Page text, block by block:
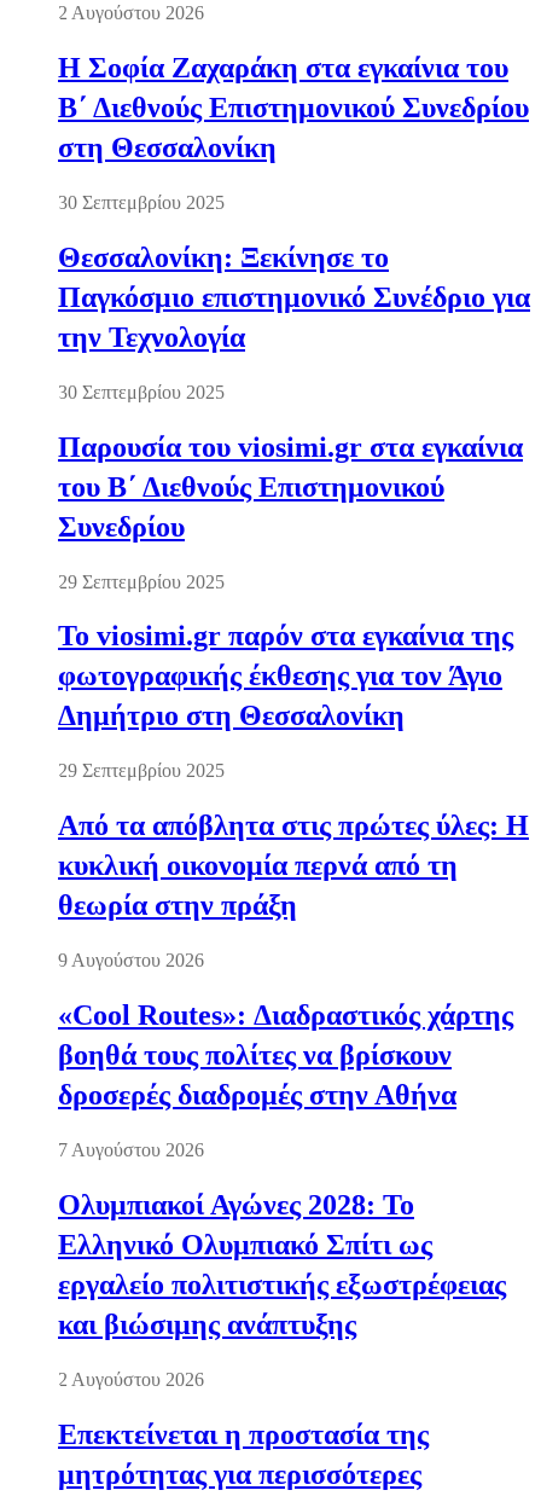
2 Αυγούστου 2026
Η Σοφία Ζαχαράκη στα εγκαίνια του
Β΄ Διεθνούς Επιστημονικού Συνεδρίου
στη Θεσσαλονίκη
30 Σεπτεμβρίου 2025
Θεσσαλονίκη: Ξεκίνησε το
Παγκόσμιο επιστημονικό Συνέδριο για
την Τεχνολογία
30 Σεπτεμβρίου 2025
Παρουσία του viosimi.gr στα εγκαίνια
του Β΄ Διεθνούς Επιστημονικού
Συνεδρίου
29 Σεπτεμβρίου 2025
Το viosimi.gr παρόν στα εγκαίνια της
φωτογραφικής έκθεσης για τον Άγιο
Δημήτριο στη Θεσσαλονίκη
29 Σεπτεμβρίου 2025
Από τα απόβλητα στις πρώτες ύλες: Η
κυκλική οικονομία περνά από τη
θεωρία στην πράξη
9 Αυγούστου 2026
«Cool Routes»: Διαδραστικός χάρτης
βοηθά τους πολίτες να βρίσκουν
δροσερές διαδρομές στην Αθήνα
7 Αυγούστου 2026
Ολυμπιακοί Αγώνες 2028: Το
Ελληνικό Ολυμπιακό Σπίτι ως
εργαλείο πολιτιστικής εξωστρέφειας
και βιώσιμης ανάπτυξης
2 Αυγούστου 2026
Επεκτείνεται η προστασία της
μητρότητας για περισσότερες